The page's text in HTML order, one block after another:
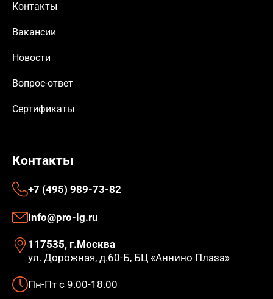
Контакты
Вакансии
Новости
Вопрос-ответ
Сертификаты
Контакты
+7 (495) 989-73-82
info@pro-lg.ru
117535, г.Москва
ул. Дорожная, д.60-Б, БЦ «Аннино Плаза»
Пн-Пт с 9.00-18.00